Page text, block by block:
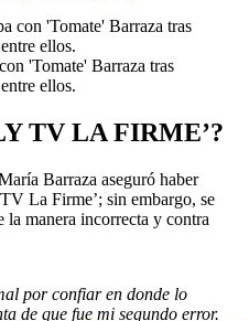
'Tomate' Barraza tras
ellos.
TV LA FIRME’?
Barraza aseguró haber
La Firme’; sin embargo, se
manera incorrecta y contra
por confiar en donde lo
de que fue mi segundo error.